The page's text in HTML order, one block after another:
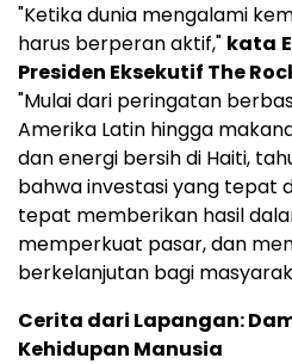
"Ketika dunia mengalami
harus berperan aktif," kata
Presiden Eksekutif The
"Mulai dari peringatan
Amerika Latin hingga
dan energi bersih di Haiti,
bahwa investasi yang tepat
tepat memberikan hasil
memperkuat pasar, dan
berkelanjutan bagi
Cerita dari Lapangan:
Kehidupan Manusia